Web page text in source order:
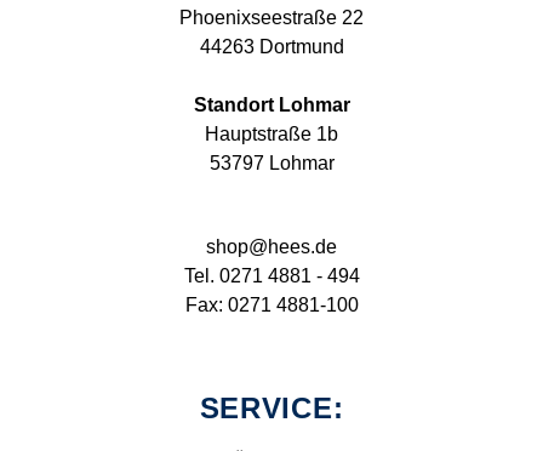
Phoenixseestraße 22
44263 Dortmund
Standort Lohmar
Hauptstraße 1b
53797 Lohmar
shop@hees.de
Tel. 0271 4881 - 494
Fax: 0271 4881-100
SERVICE: